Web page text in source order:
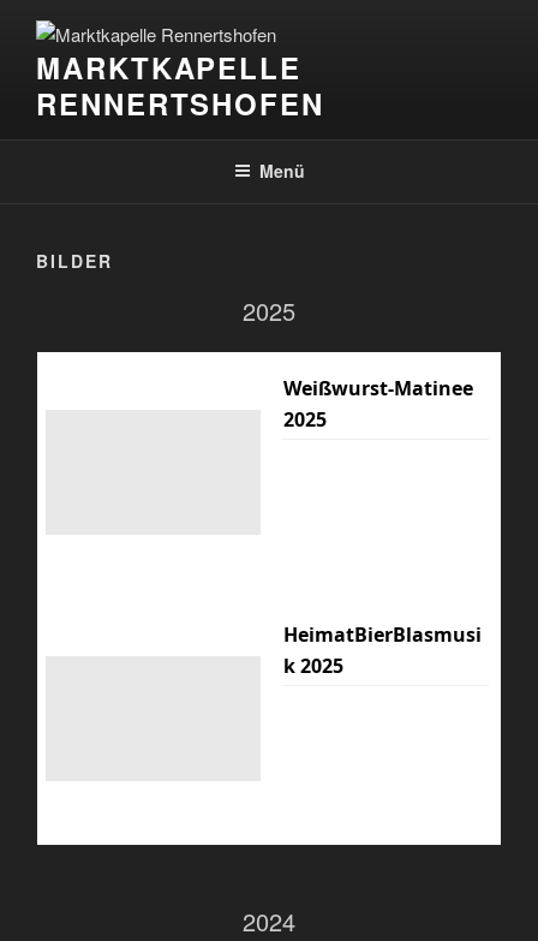
Inhalt
springenMARKTKAPELLE
RENNERTSHOFEN
Menü
BILDER
2025
Weißwurst-Matinee
2025
HeimatBierBlasmusi
k 2025
2024